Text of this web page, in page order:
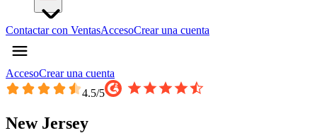
Contactar con VentasAccesoCrear una cuenta
AccesoCrear una cuenta
4.5/5
New Jersey